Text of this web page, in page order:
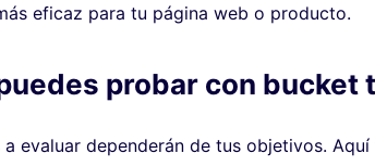
eficaz para tu página web o producto.
probar con bucket
evaluar dependerán de tus objetivos.